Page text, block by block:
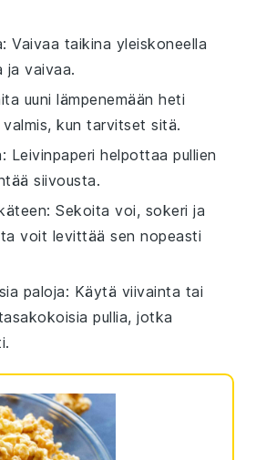
: Vaivaa taikina yleiskoneella
ja vaivaa.
uuni lämpenemään heti
kun tarvitset sitä.
: Leivinpaperi helpottaapullien
siivousta.
: Sekoitavoi, sokeri ja
voit levittää sen nopeasti
paloja: Käytä viivainta tai
pullia, jotka